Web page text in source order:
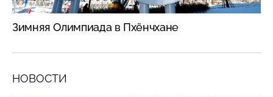
Зимняя Олимпиада в Пхёнчхане
НОВОСТИ